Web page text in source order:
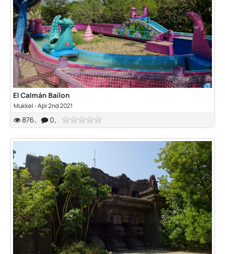
El Calmán Baílon
Mukkel-Apr 2nd 2021
876 0